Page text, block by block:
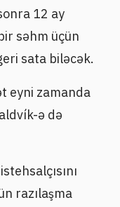
12 ay
səhm üçün
sata biləcək.
eyni zamanda
ə də
razılaşma